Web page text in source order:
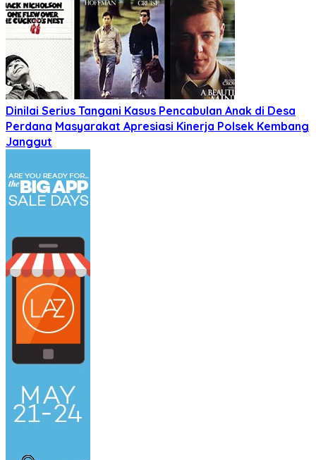
Dinilai Serius Tangani Kasus Pencabulan Anak di Desa
Perdana Masyarakat Apresiasi Kinerja Polsek Kembang
Janggut